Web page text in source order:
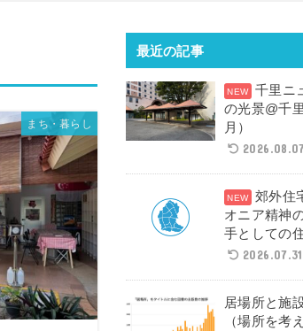
まち・暮らし
最近の記事
千里ニ
の光景@千
月）
2026.08.07
郊外住
オニア精神
手としての
2026.07.31
居場所と施
（場所を考